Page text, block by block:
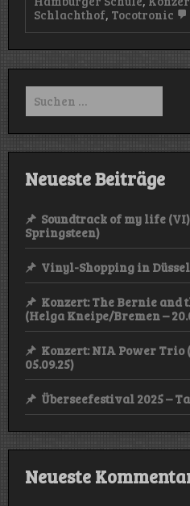
Schlachthof, Tocotronic
Suchen
nach:
Neueste Beiträge
Soundtrack of my life
Springsteen)
Vinyl-Shopping in
Konzert: The Bernie and
(Helga Kneipe/Bremen –
Konzert: NIA Power Trio
05.09.25)
Überseefestival 2025 –
Neueste